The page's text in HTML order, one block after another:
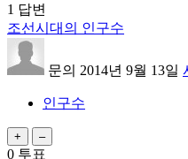
1 답변
조선시대의 인구수
문의 2014년 9월 13일
인구수
0 투표